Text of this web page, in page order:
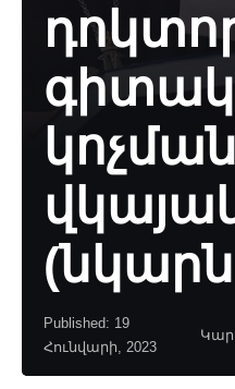
կոչման
Published: 19
Հունվարի, 2023